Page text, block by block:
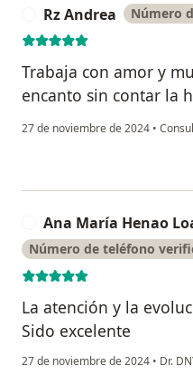
Rz Andrea Número
Trabaja con amor y
encanto sin contar la
27 de noviembre de 2024 •
Ana María Henao
Número de teléfono
La atención y la
Sido excelente
27 de noviembre de 2024 • Dr.